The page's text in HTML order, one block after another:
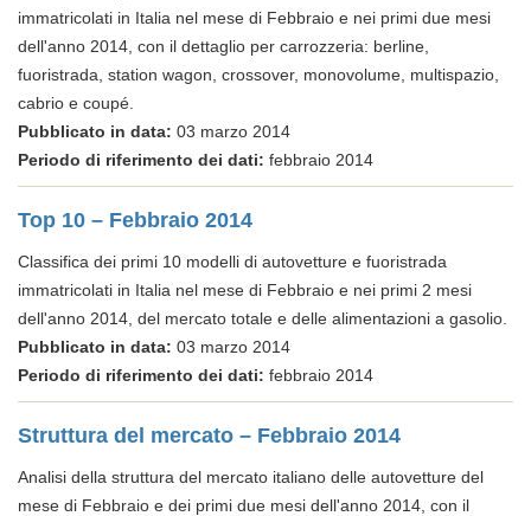
immatricolati in Italia nel mese di Febbraio e nei primi due mesi
dell'anno 2014, con il dettaglio per carrozzeria: berline,
fuoristrada, station wagon, crossover, monovolume, multispazio,
cabrio e coupé.
Pubblicato in data: 03 marzo 2014
Periodo di riferimento dei dati: febbraio 2014
Top 10 – Febbraio 2014
Classifica dei primi 10 modelli di autovetture e fuoristrada
immatricolati in Italia nel mese di Febbraio e nei primi 2 mesi
dell'anno 2014, del mercato totale e delle alimentazioni a gasolio.
Pubblicato in data: 03 marzo 2014
Periodo di riferimento dei dati: febbraio 2014
Struttura del mercato – Febbraio 2014
Analisi della struttura del mercato italiano delle autovetture del
mese di Febbraio e dei primi due mesi dell'anno 2014, con il